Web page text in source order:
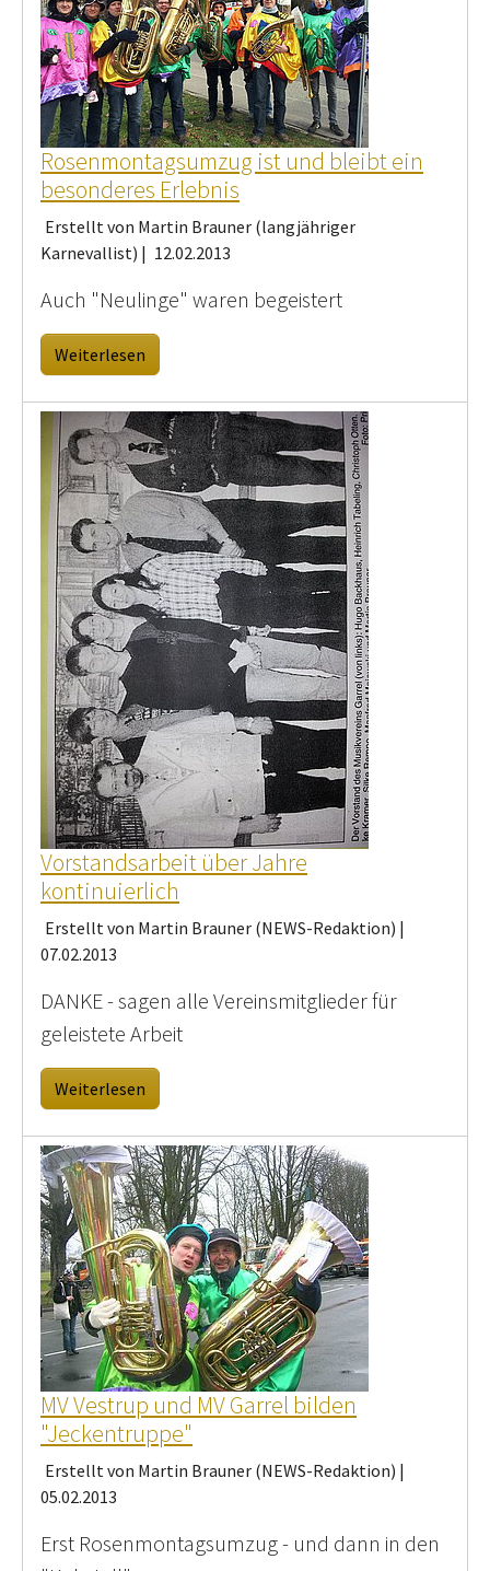
Rosenmontagsumzug ist und bleibt ein
besonderes Erlebnis
Erstellt von Martin Brauner (langjähriger
Karnevallist) | 12.02.2013
Auch "Neulinge" waren begeistert
Weiterlesen
Vorstandsarbeit über Jahre
kontinuierlich
Erstellt von Martin Brauner (NEWS-Redaktion) |
07.02.2013
DANKE - sagen alle Vereinsmitglieder für
geleistete Arbeit
Weiterlesen
MV Vestrup und MV Garrel bilden
"Jeckentruppe"
Erstellt von Martin Brauner (NEWS-Redaktion) |
05.02.2013
Erst Rosenmontagsumzug - und dann in den